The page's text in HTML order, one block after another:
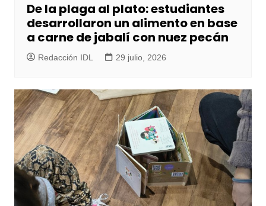
De la plaga al plato: estudiantes
desarrollaron un alimento en base
a carne de jabalí con nuez pecán
Redacción IDL 29 julio, 2026